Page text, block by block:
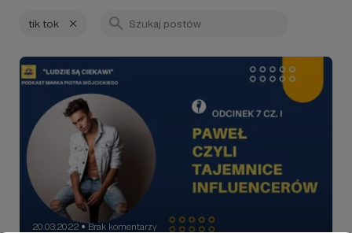
tik tok
20.03.2022 ● Brak komentarzy